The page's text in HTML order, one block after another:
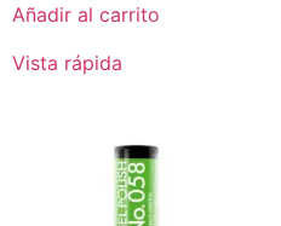
Añadir al carrito
Vista rápida